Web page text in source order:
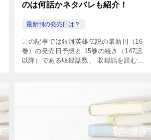
のは何話かネタバレも紹介！
最新刊の発売日は？
この記事では銀河英雄伝説の最新刊（16
巻）の発売日予想と 15巻の続き（147話
以降）である収録話数、 収録話を読む方